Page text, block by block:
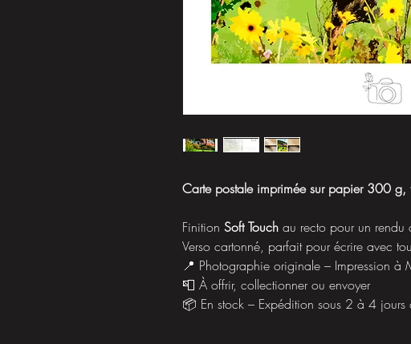
Carte postale imprimée sur papier 300
Finition Soft Touch au recto pour un rendu
Verso cartonné, parfait pour écrire avec
📍 Photographie originale – Impression à
📮 À offrir, collectionner ou envoyer
📦 En stock – Expédition sous 2 à 4 jours